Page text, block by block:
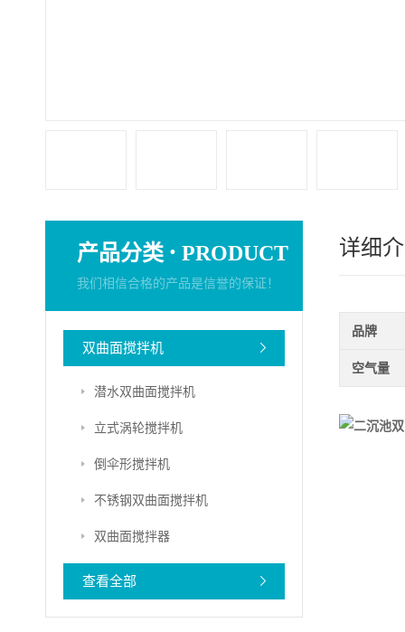
产品分类 · PRODUCT
我们相信合格的产品是信誉的保证！
双曲面搅拌机
潜水双曲面搅拌机
立式涡轮搅拌机
倒伞形搅拌机
不锈钢双曲面搅拌机
双曲面搅拌器
查看全部
详细
品牌
空气量